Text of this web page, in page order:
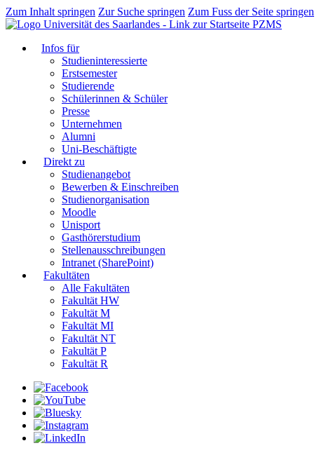
Zum Inhalt springen Zur Suche springen Zum Fuss der Seite springen
PZMS
Infos für
Studieninteressierte
Erstsemester
Studierende
Schülerinnen & Schüler
Presse
Unternehmen
Alumni
Uni-Beschäftigte
Direkt zu
Studienangebot
Bewerben & Einschreiben
Studienorganisation
Moodle
Unisport
Gasthörerstudium
Stellenausschreibungen
Intranet (SharePoint)
Fakultäten
Alle Fakultäten
Fakultät HW
Fakultät M
Fakultät MI
Fakultät NT
Fakultät P
Fakultät R